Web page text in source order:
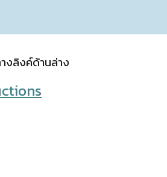
งลิงค์ด้านล่าง